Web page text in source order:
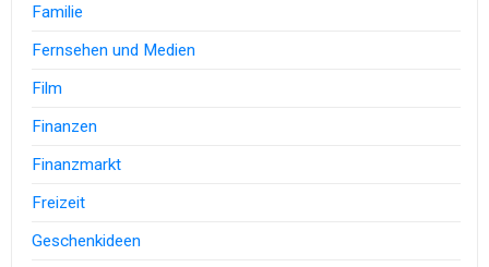
Familie
Fernsehen und Medien
Film
Finanzen
Finanzmarkt
Freizeit
Geschenkideen